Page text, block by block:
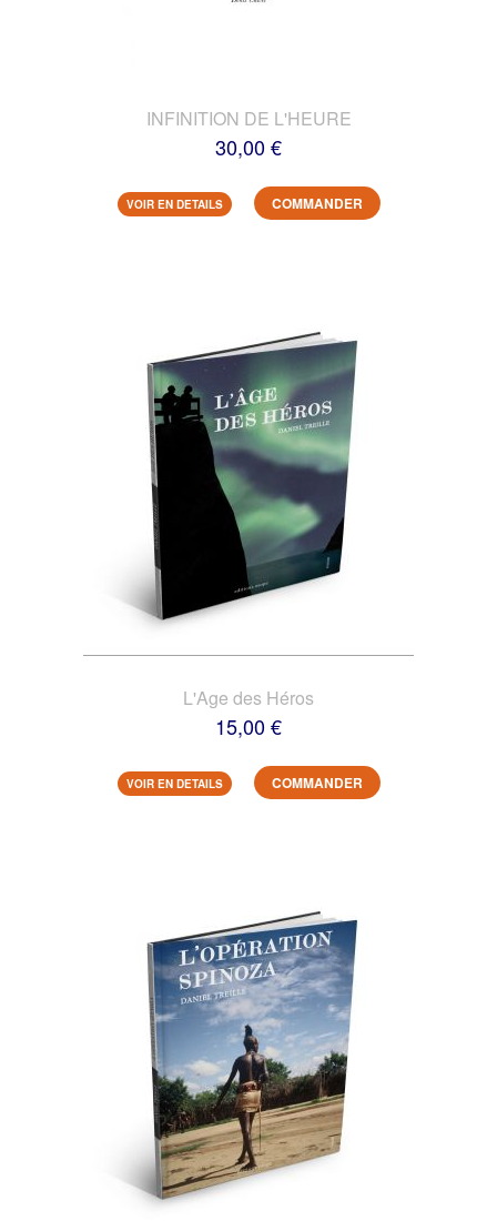
INFINITION DE L'HEURE
30,00 €
VOIR EN DETAILS COMMANDER
L'Age des Héros
15,00 €
VOIR EN DETAILS COMMANDER